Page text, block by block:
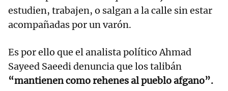
estudien, trabajen, o salgan a la calle sin estar
acompañadas por un varón.
Es por ello que el analista político Ahmad
Sayeed Saeedi denuncia que los talibán
“mantienen como rehenes al pueblo afgano”.